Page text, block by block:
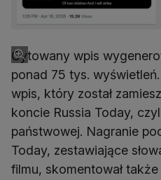
Cytowany wpis
ponad 75 tys.
wpis, który został
koncie Russia Today,
państwowej. Nagranie
Today, zestawiające
filmu, skomentował